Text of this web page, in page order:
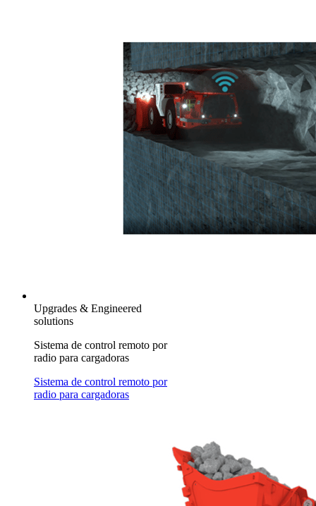
Upgrades & Engineered
solutions
Sistema de control remoto por
radio para cargadoras
Sistema de control remoto por
radio para cargadoras